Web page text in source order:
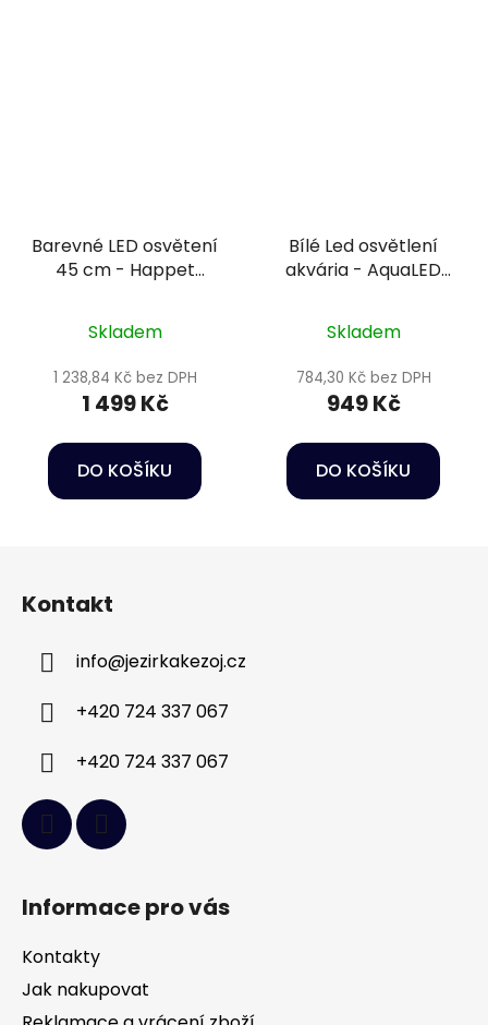
Barevné LED osvětení
45 cm - Happet
Skladem
1 238,84 Kč bez DPH
1 499 Kč
DO KOŠÍKU
Bílé Led osvětlení
akvária - AquaLED
Skladem
784,30 Kč bez DPH
949 Kč
DO KOŠÍKU
Kontakt
info@jezirkakezoj.cz
+420 724 337 067
+420 724 337 067
Informace pro vás
Kontakty
Jak nakupovat